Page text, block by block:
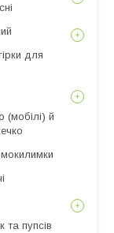
для
(мобілі) й
та пупсів